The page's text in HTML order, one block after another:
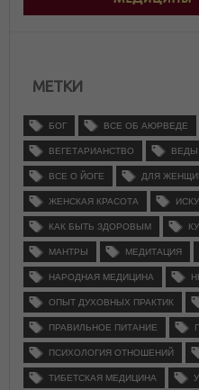
МЕТКИ
БОГ ВСЕ ОБ АЮРВЕДЕ
ВЕГЕТАРИАНСТВО ВЕДЫ
ВСЕ О ЙОГЕ ДЛЯ
ЖЕНСКАЯ КРАСОТА
КАК БЫТЬ ЗДОРОВЫМ
МАНТРЫ МЕДИТАЦИЯ
НАРОДНАЯ МЕДИЦИНА
ОПЫТ ДУХОВНЫХ ПРАКТИК
ПРАВИЛЬНОЕ ПИТАНИЕ
ПСИХОЛОГИЯ ОТНОШЕНИЙ
ТИБЕТСКАЯ МЕДИЦИНА